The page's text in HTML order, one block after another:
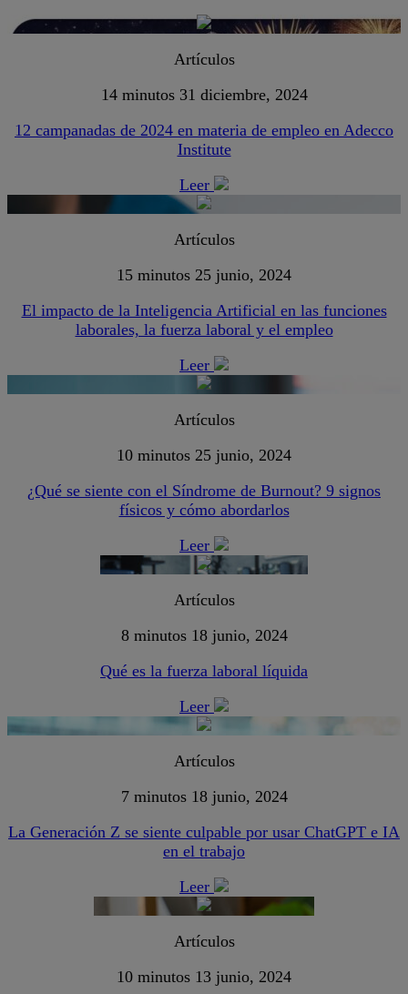
Artículos
14 minutos 31 diciembre, 2024
12 campanadas de 2024 en materia de empleo en Adecco
Institute
Leer
Artículos
15 minutos 25 junio, 2024
El impacto de la Inteligencia Artificial en las funciones
laborales, la fuerza laboral y el empleo
Leer
Artículos
10 minutos 25 junio, 2024
¿Qué se siente con el Síndrome de Burnout? 9 signos
físicos y cómo abordarlos
Leer
Artículos
8 minutos 18 junio, 2024
Qué es la fuerza laboral líquida
Leer
Artículos
7 minutos 18 junio, 2024
La Generación Z se siente culpable por usar ChatGPT e IA
en el trabajo
Leer
Artículos
10 minutos 13 junio, 2024